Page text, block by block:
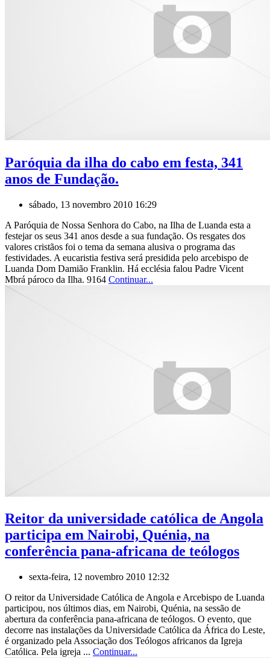
Paróquia da ilha do cabo em festa, 341
anos de Fundação.
sábado, 13 novembro 2010 16:29
A Paróquia de Nossa Senhora do Cabo, na Ilha de Luanda esta a
festejar os seus 341 anos desde a sua fundação. Os resgates dos
valores cristãos foi o tema da semana alusiva o programa das
festividades. A eucaristia festiva será presidida pelo arcebispo de
Luanda Dom Damião Franklin. Há ecclésia falou Padre Vicent
Mbrá pároco da Ilha. 9164 Continuar...
Reitor da universidade católica de Angola
participa em Nairobi, Quénia, na
conferência pana-africana de teólogos
sexta-feira, 12 novembro 2010 12:32
O reitor da Universidade Católica de Angola e Arcebispo de Luanda
participou, nos últimos dias, em Nairobi, Quénia, na sessão de
abertura da conferência pana-africana de teólogos. O evento, que
decorre nas instalações da Universidade Católica da África do Leste,
é organizado pela Associação dos Teólogos africanos da Igreja
Católica. Pela igreja ... Continuar...